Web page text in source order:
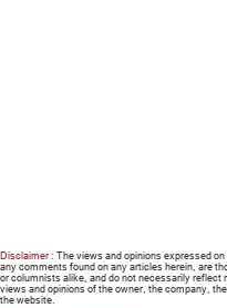
Disclaimer : The views and opinions expressed
any comments found on any articles herein, are
or columnists alike, and do not necessarily reflect
views and opinions of the owner, the company,
the website.